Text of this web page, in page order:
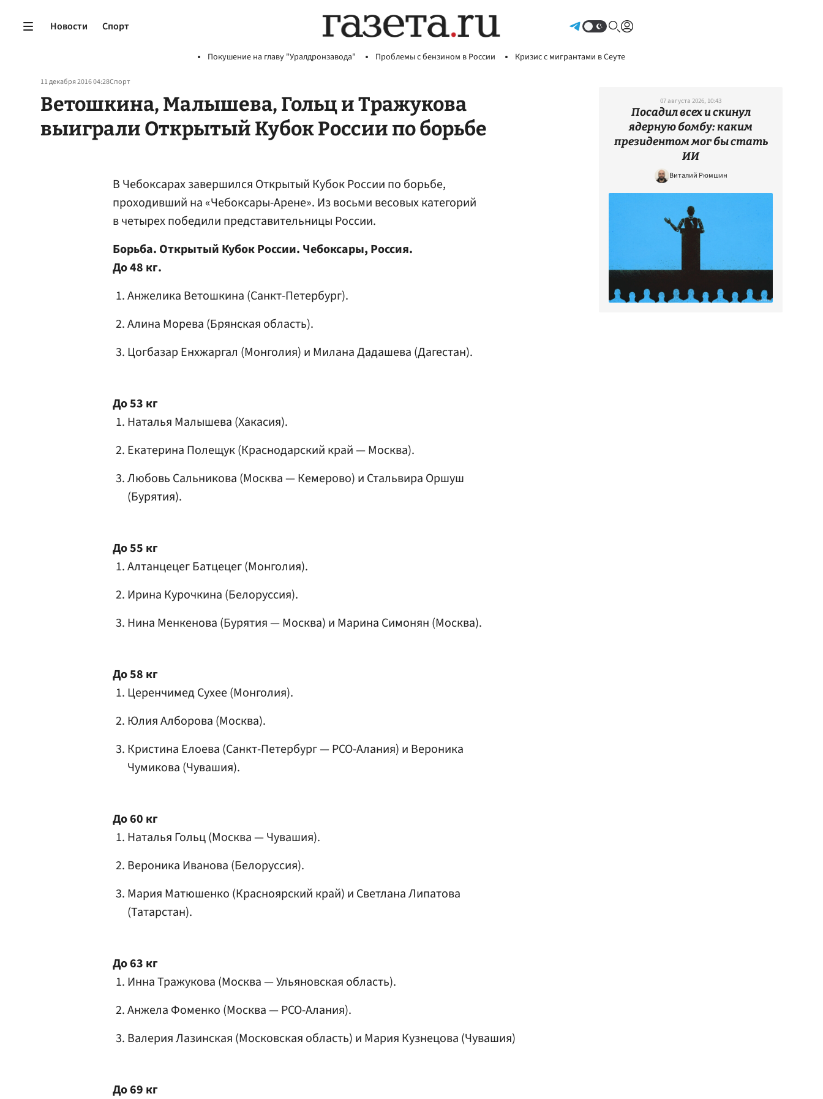
Новости Спорт
Покушение на главу "Уралдронзавода" Проблемы с бензином в России Кризис с мигрантами в Сеуте
11 декабря 2016 04:28Спорт
Ветошкина, Малышева, Гольц и Тражукова
выиграли Открытый Кубок России по борьбе
В Чебоксарах завершился Открытый Кубок России по борьбе,
проходивший на «Чебоксары-Арене». Из восьми весовых категорий
в четырех победили представительницы России.
Борьба. Открытый Кубок России. Чебоксары, Россия.
До 48 кг.
Анжелика Ветошкина (Санкт-Петербург).
Алина Морева (Брянская область).
Цогбазар Енхжаргал (Монголия) и Милана Дадашева (Дагестан).
До 53 кг
Наталья Малышева (Хакасия).
Екатерина Полещук(Краснодарский край — Москва).
Любовь Сальникова (Москва — Кемерово) и Стальвира Оршуш
(Бурятия).
До 55 кг
Алтанцецег Батцецег (Монголия).
Ирина Курочкина (Белоруссия).
Нина Менкенова (Бурятия — Москва) и Марина Симонян (Москва).
До 58 кг
Церенчимед Сухее (Монголия).
Юлия Алборова (Москва).
Кристина Елоева (Санкт-Петербург — РСО-Алания) и Вероника
Чумикова (Чувашия).
До 60 кг
Наталья Гольц(Москва — Чувашия).
Вероника Иванова (Белоруссия).
Мария Матюшенко (Красноярский край) и Светлана Липатова
(Татарстан).
До 63 кг
Инна Тражукова (Москва — Ульяновская область).
Анжела Фоменко (Москва — РСО-Алания).
Валерия Лазинская (Московская область) и Мария Кузнецова (Чувашия)
До 69 кг
07 августа 2026, 10:43
Посадил всех и скинул
ядерную бомбу: каким
президентом мог бы стать
ИИ
Виталий Рюмшин